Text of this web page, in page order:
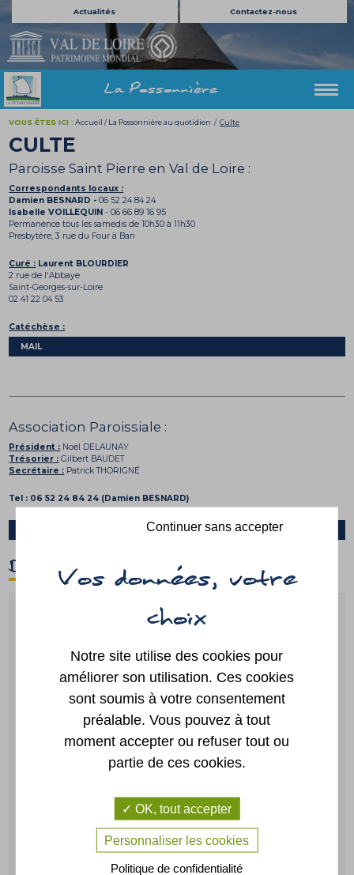
Actualités Contactez-nous
La Possonnière
VOUS ÊTES ICI : Accueil /La Possonnière au quotidien /Culte
CULTE
Paroisse Saint Pierre en Val de Loire :
Correspondants locaux :
Damien BESNARD -06 52 24 84 24
Isabelle VOILLEQUIN - 06 66 89 16 95
Permanence tous les samedis de 10h30 à 11h30
Presbytère, 3 rue du Four à Ban
Curé : Laurent BLOURDIER
2 rue de l'Abbaye
Saint-Georges-sur-Loire
02 41 22 04 53
Catéchèse :
MAIL
Association Paroissiale :
Président : Noël DELAUNAY
Trésorier : Gilbert BAUDET
Secrétaire : Patrick THORIGNÉ
Tel : 06 52 24 84 24 (Damien BESNARD)
D'un clic
Guide des
démarches
Paiement
en ligne
famille
Location
de salles
Plan
Notre site utilise des cookies pour
améliorer son utilisation. Ces cookies
sont soumis à votre consentement
préalable. Vous pouvez à tout
moment accepter ou refuser tout ou
partie de ces cookies.
OK, tout accepter
Continuer sans accepter
Personnaliser les cookies
Politique de confidentialité